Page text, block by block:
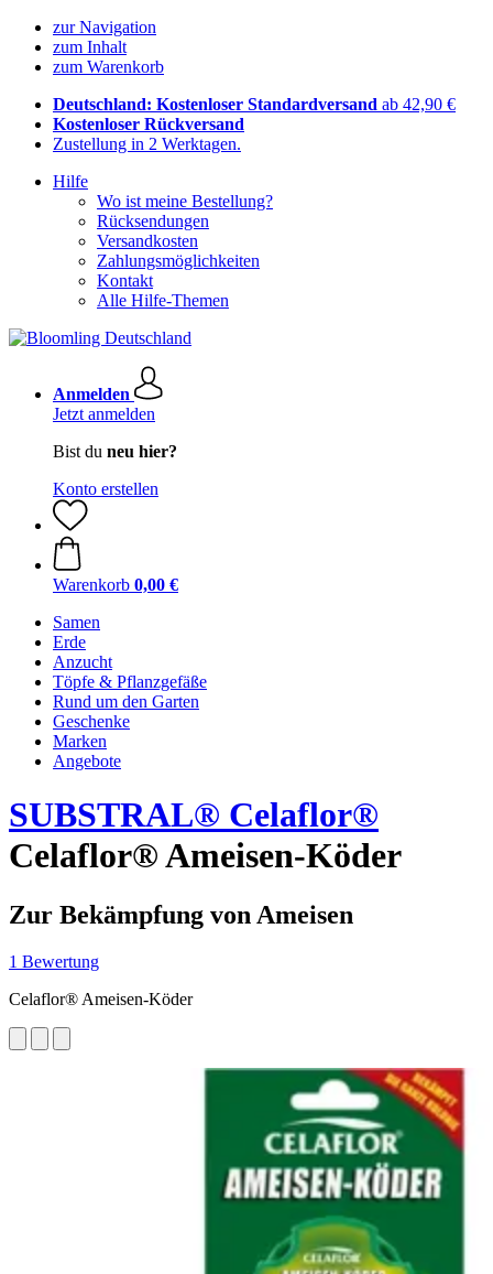
zur Navigation
zum Inhalt
zum Warenkorb
Deutschland: Kostenloser Standardversand ab 42,90 €
Kostenloser Rückversand
Zustellung in 2 Werktagen.
Hilfe
Wo ist meine Bestellung?
Rücksendungen
Versandkosten
Zahlungsmöglichkeiten
Kontakt
Alle Hilfe-Themen
Anmelden
Jetzt anmelden
Bist du neu hier?
Konto erstellen
Warenkorb 0,00 €
Samen
Erde
Anzucht
Töpfe & Pflanzgefäße
Rund um den Garten
Geschenke
Marken
Angebote
SUBSTRAL® Celaflor®
Celaflor® Ameisen-Köder
Zur Bekämpfung von Ameisen
1 Bewertung
Celaflor® Ameisen-Köder